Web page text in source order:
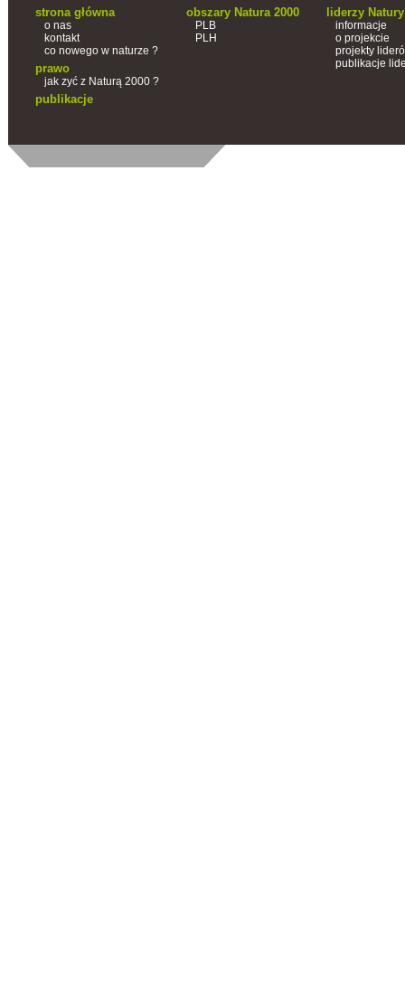
strona główna
o nas
kontakt
co nowego w naturze ?
prawo
jak zyć z Naturą 2000 ?
publikacje
obszary Natura 2000
PLB
PLH
liderzy Natury
informacje
o projekcie
projekty
publikacje